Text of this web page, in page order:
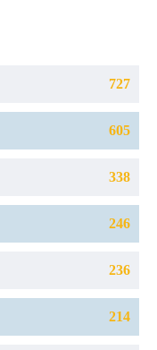
727
605
338
246
236
214